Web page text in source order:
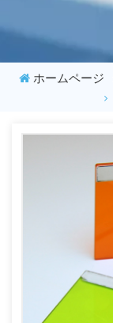
ホームページ